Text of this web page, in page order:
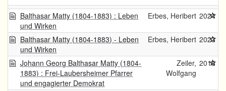
Balthasar Matty (1804-1883) : Leben
und Wirken
Erbes, Heribert 2024
Balthasar Matty (1804-1883) - Leben
und Wirken
Erbes, Heribert 2023
Johann Georg Balthasar Matty (1804-
1883) : Frei-Laubersheimer Pfarrer
und engagierter Demokrat
Zeiler,
Wolfgang
2016